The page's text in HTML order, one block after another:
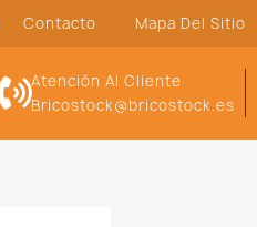
Contacto Mapa Del Sitio
Atención Al Cliente
Bricostock@bricostock.es